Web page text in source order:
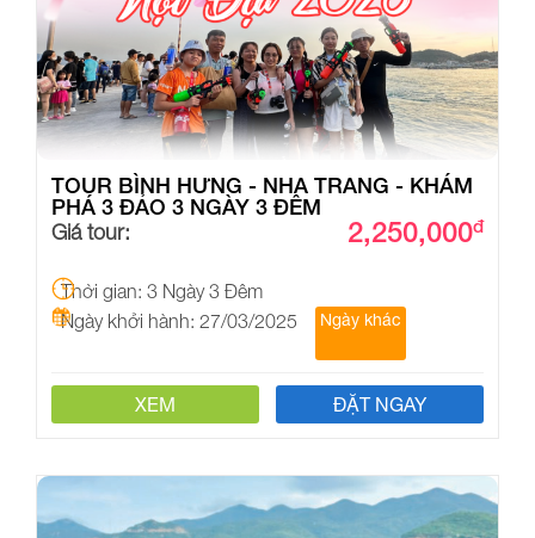
TOUR BÌNH HƯNG - NHA TRANG - KHÁM
PHÁ 3 ĐẢO 3 NGÀY 3 ĐÊM
Giá tour: 2,250,000đ
Thời gian: 3 Ngày 3 Đêm
Ngày khởi hành: 27/03/2025
Ngày khác
XEM ĐẶT NGAY